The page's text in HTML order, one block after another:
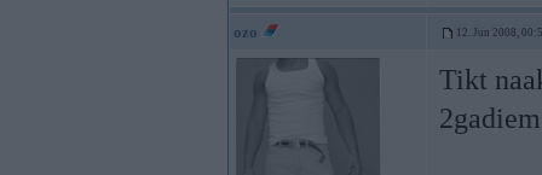
ozo 12. Jun 2008,
Tikt